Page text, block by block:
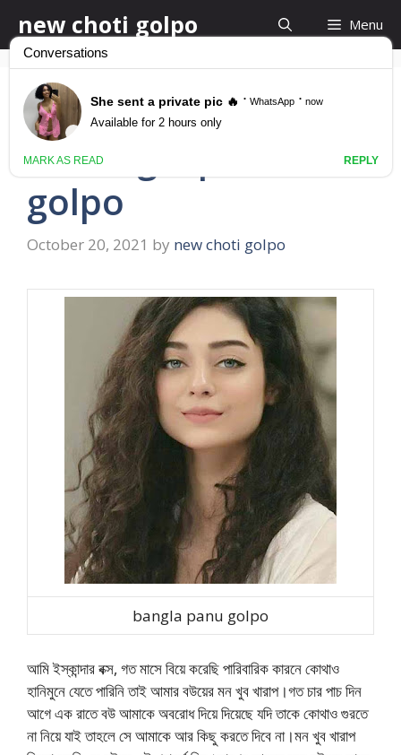
to
content
new choti golpo Menu
বউয়ের চাচাতো বোনকে চোদার
গল্প bangla panu
golpo
October 20, 2021 by new choti golpo
bangla panu golpo
আমি ইস্কান্দার বক্স, গত মাসে বিয়ে করেছি পারিবারিক কারনে কোথাও
হানিমুনে যেতে পারিনি তাই আমার বউয়ের মন খুব খারাপ।গত চার পাচ দিন
আগে এক রাতে বউ আমাকে অবরোধ দিয়ে দিয়েছে যদি তাকে কোথাও গুরতে
না নিয়ে যাই তাহলে সে আমাকে আর কিছু করতে দিবে না।মন খুব খারাপ